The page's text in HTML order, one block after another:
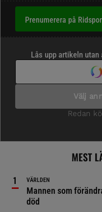
Prenumerera på
MEST
VÄRLDEN
Mannen som
död